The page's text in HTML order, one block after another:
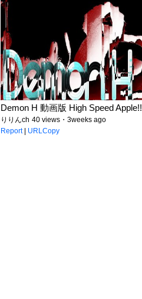
Demon H 動画版 High Speed Apple!!
りりんch 40 views・3weeks ago
Report| URLCopy